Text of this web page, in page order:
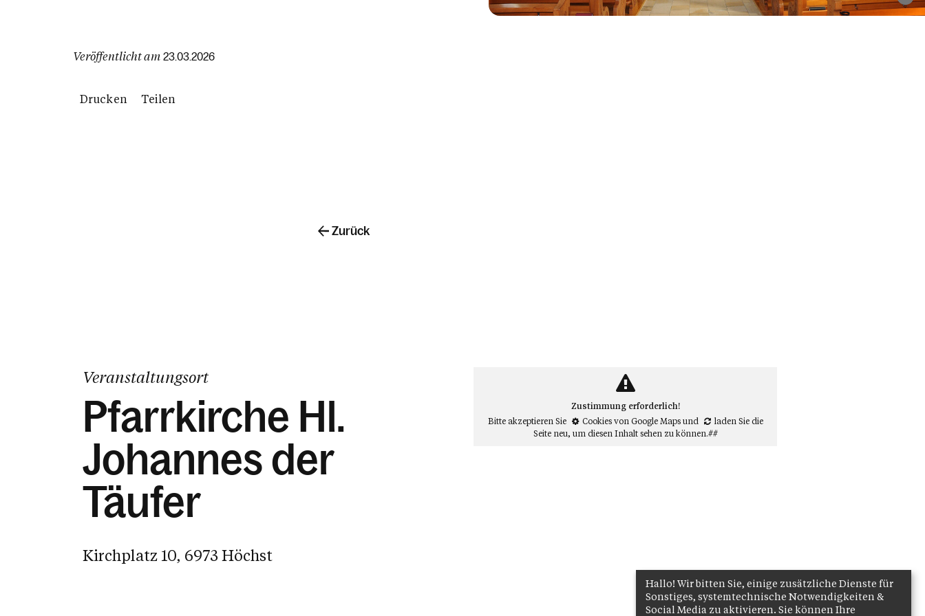
Veröffentlicht am 23.03.2026
Drucken Teilen
Zurück
Veranstaltungsort
Pfarrkirche Hl.
Johannes der
Täufer
Kirchplatz 10, 6973 Höchst
Zustimmung erforderlich!
Bitte akzeptieren Sie
Cookies von Google Mapsund
laden Sie die
Seite neu, um diesen Inhalt sehen zu können.##
Hallo! Wir bitten Sie, einige zusätzliche Dienste für
Sonstiges, systemtechnische Notwendigkeiten &
Social Media zu aktivieren. Sie können Ihre